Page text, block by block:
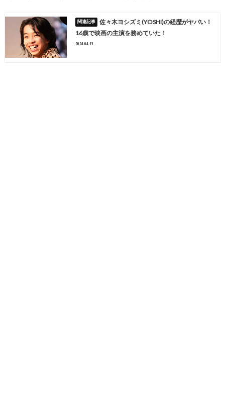
佐々木ヨシズミ(YOSHI)の経歴がヤバい！
16歳で映画の主演を務めていた！
2024.04.13